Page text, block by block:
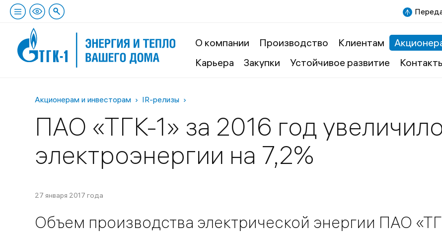
О компании Производство Клиентам
Карьера
Закупки Устойчивое развитие
Акционерам и инвесторам IR-релизы
ПАО «ТГК-1» за 2016 год
электроэнергии на 7,2%
27 января 2017 года
Объем производства электрической энергии ПАО